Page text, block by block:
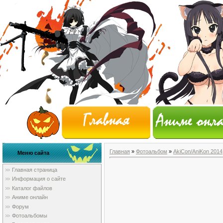
Меню сайта
Главная страница
Информация о сайте
Каталог файлов
Аниме онлайн
Форум
Фотоальбомы
Главная » Фотоальбом » AkiCon/AniKon 2014